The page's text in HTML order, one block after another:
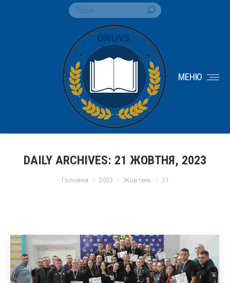
Search:
МЕНЮ
DAILY ARCHIVES: 21 ЖОВТНЯ, 2023
Головна 2023 Жовтень 21